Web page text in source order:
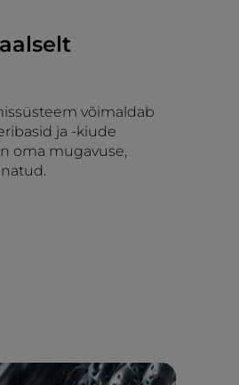
võimaldab
ja -kiude
oma mugavuse,